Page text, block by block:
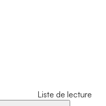
Liste de lecture